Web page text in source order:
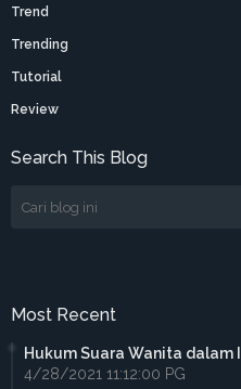
Trend
Trending
Tutorial
Review
Search This Blog
Most Recent
Hukum Suara Wanita dalam
4/28/2021 11:12:00 PG